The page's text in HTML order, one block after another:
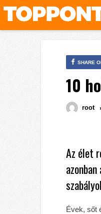
SHARE
10
root
Az élet
Évek, sőt